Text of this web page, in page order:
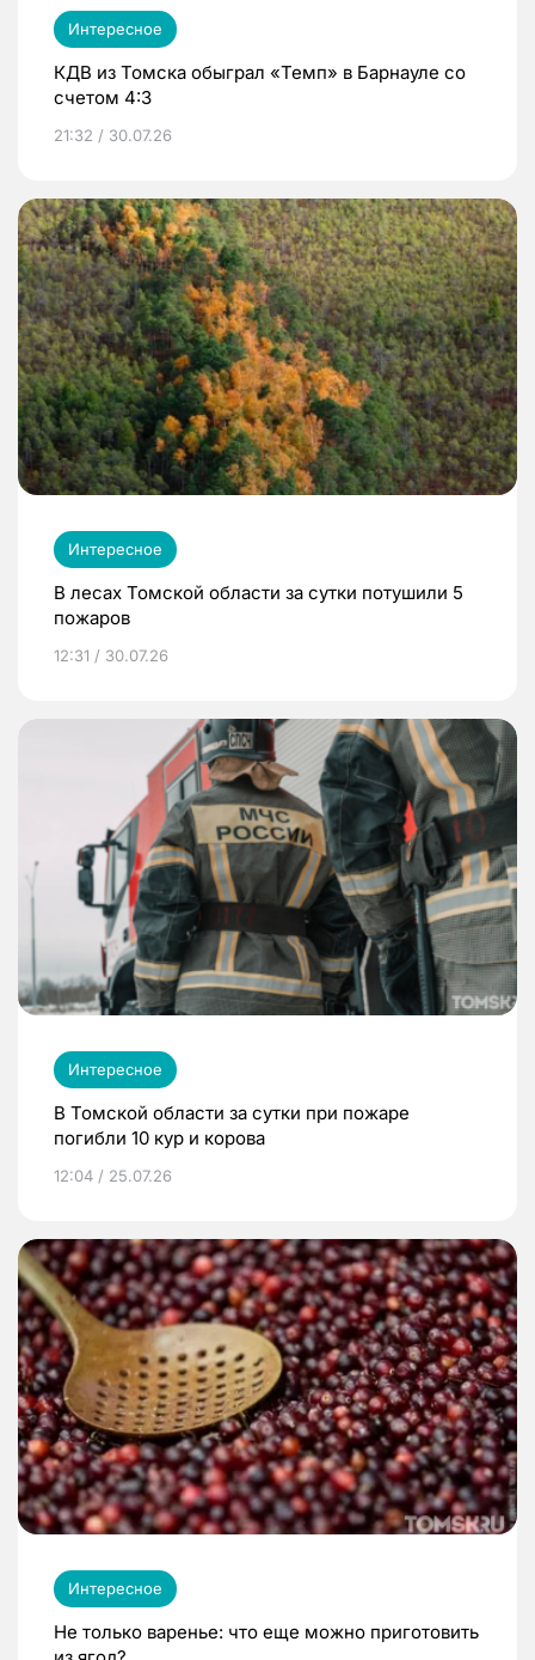
Интересное
КДВ из Томска обыграл «Темп» в Барнауле со
счетом 4:3
21:32 / 30.07.26
Интересное
В лесах Томской области за сутки потушили 5
пожаров
12:31 / 30.07.26
Интересное
В Томской области за сутки при пожаре
погибли 10 кур и корова
12:04 / 25.07.26
Интересное
Не только варенье: что еще можно приготовить